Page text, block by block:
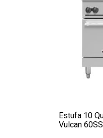
Estufa 10
Vulcan